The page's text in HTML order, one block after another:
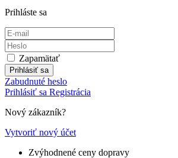
Prihláste sa
Zapamätať
Prihlásiť sa
Zabudnuté heslo
Prihlásiť sa Registrácia
Nový zákazník?
Vytvoriť nový účet
Zvýhodnené ceny dopravy